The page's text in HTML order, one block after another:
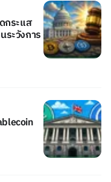
กระแส
ะวังการ